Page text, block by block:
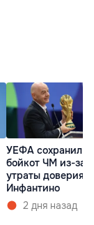
УЕФА сохранил
бойкот ЧМ из-за
утраты доверия к
Инфантино
2 дня назад